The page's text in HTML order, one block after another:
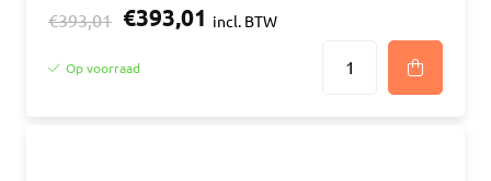
€393,01 €393,01 incl. BTW
Op voorraad